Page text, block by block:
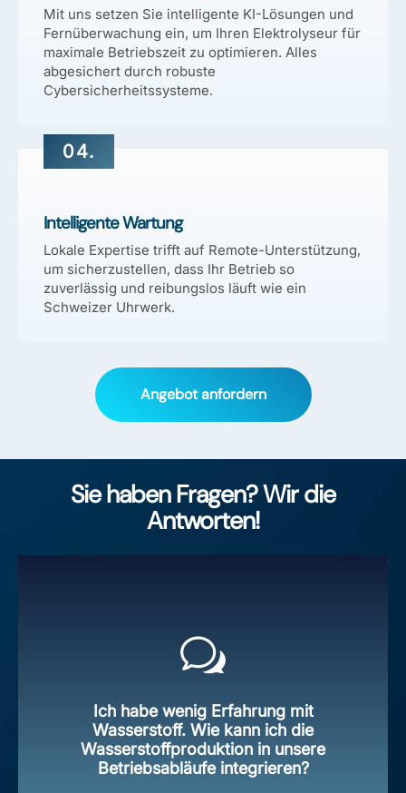
Mit uns setzen Sie intelligente KI-Lösungen und
Fernüberwachung ein, um Ihren Elektrolyseur für
maximale Betriebszeit zu optimieren. Alles
abgesichert durch robuste
Cybersicherheitssysteme.
04.
Intelligente Wartung
Lokale Expertise trifft auf Remote-Unterstützung,
um sicherzustellen, dass Ihr Betrieb so
zuverlässig und reibungslos läuft wie ein
Schweizer Uhrwerk.
Angebot anfordern
Sie haben Fragen? Wir die
Antworten!
Ich habe wenig Erfahrung mit
Wasserstoff. Wie kann ich die
Wasserstoffproduktion in unsere
Betriebsabläufe integrieren?